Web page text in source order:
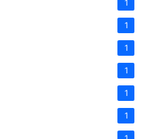
1
1
1
1
1
1